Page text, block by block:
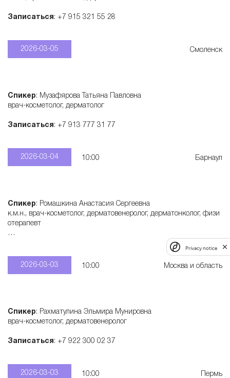
Записаться: +7 915 321 55 28
2026-03-05 Смоленск
Спикер: Музафярова Татьяна Павловна
врач-косметолог, дерматолог
Записаться: +7 913 777 31 77
2026-03-04 10:00 Барнаул
Спикер: Ромашкина Анастасия Сергеевна
к.м.н., врач-косметолог, дерматовенеролог, дерматонколог, физи
отерапевт
2026-03-03 10:00 Москва и область
Спикер: Рахматулина Эльмира Мунировна
врач-косметолог, дерматовенеролог
Записаться: +7 922 300 02 37
2026-03-03 10:00 Пермь
Privacy notice